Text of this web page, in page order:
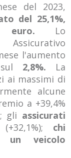
del 2023,
del 25,1%,
Lo
l'aumento
2,8%. La
ai massimi di
alcune
a +39,4%
gli assicurati
(+32,1%); chi
un veicolo